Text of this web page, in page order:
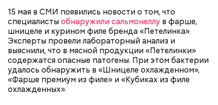
15 мая в СМИ появились новости о том, что
специалистыобнаружили сальмонеллу в фарше,
шницеле и курином филе бренда «Петелинка».
Эксперты провели лабораторный анализ и
выяснили, что в мясной продукции «Петелинки»
содержатся опасные патогены. При этом бактерии
удалось обнаружить в «Шницеле охлажденном»,
«Фарше премиум из филе» и «Кубиках из филе
охлажденных».
— В дыне содержится много сахара, который
представлен фруктозой. С одной стороны — это
хорошо, потому что дает энергию. Но важно
помнить, что сладкими дынями не нужно сильно
увлекаться, так же как и арбузами, людям с
сахарным диабетом и лишним весом, —
подчеркнула доктор.